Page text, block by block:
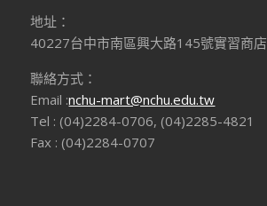
地址：
40227台中市南區興大路145號實習商店
聯絡方式：
Email :nchu-mart@nchu.edu.tw
Tel : (04)2284-0706, (04)2285-4821
Fax : (04)2284-0707